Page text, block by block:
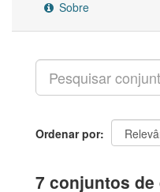
Sobre
Ordenar por
7 conjuntos